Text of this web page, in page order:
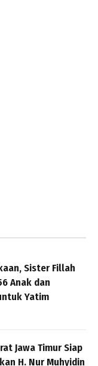
Sister Fillah
Anak dan
Yatim
Jawa Timur Siap
H. Nur Muhyidin